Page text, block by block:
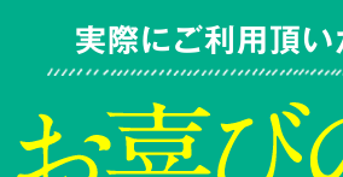
実際にご利用頂い